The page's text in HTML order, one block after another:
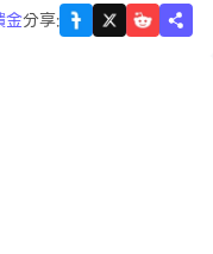
金分享: